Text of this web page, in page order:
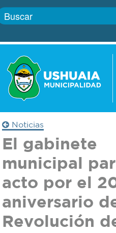
Boletín
Defensa
civil
Zoonosis
Gobierno
Trámites
Transparencia
Actualidad
Correo
Noticias
El gabinete
municipal
acto por el
aniversario
Revolución